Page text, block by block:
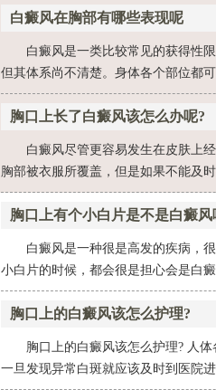
白癜风在胸部有哪些表现呢
白癜风是一类比较常见的获得性
但其体系尚不清楚。身体各个部位都
胸口上长了白癜风该怎么办呢?
白癜风尽管更容易发生在皮肤上
胸部被衣服所覆盖，但是如果不能及
胸口上有个小白片是不是白癜风
白癜风是一种很是高发的疾病，
小白片的时候，都会很是担心会是白
胸口上的白癜风该怎么护理?
胸口上的白癜风该怎么护理? 人
一旦发现异常白斑就应该及时到医院